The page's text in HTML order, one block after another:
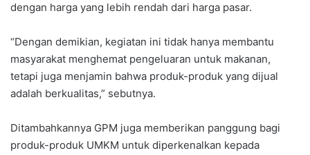
dengan harga yang lebih rendah dari harga pasar.
“Dengan demikian, kegiatan ini tidak hanya membantu
masyarakat menghemat pengeluaran untuk makanan,
tetapi juga menjamin bahwa produk-produk yang dijual
adalah berkualitas,” sebutnya.
Ditambahkannya GPM juga memberikan panggung bagi
produk-produk UMKM untuk diperkenalkan kepada